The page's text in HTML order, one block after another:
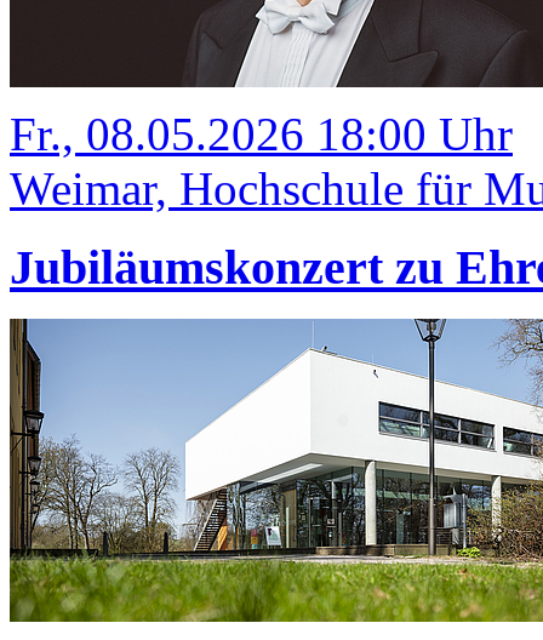
Fr., 08.05.2026 18:00 Uhr
Weimar, Hochschule für
Jubiläumskonzert zu